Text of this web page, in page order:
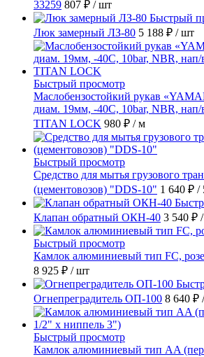
33259 807 ₽ / шт
Быстрый
Люк замерный ЛЗ-80 5 188 ₽ / шт
Быстрый просмотр
Маслобензостойкий рукав
диам. 19мм, -40C, 10bar, NBR,
TITAN LOCK 980 ₽ / м
Быстрый просмотр
Средство для мытья грузового
(цементовозов) "DDS-10" 1 640 ₽ /
Клапан обратный ОКН-40 3 540 ₽
Быстрый просмотр
Камлок алюминиевый тип FC,
8 925 ₽ / шт
Огнепреградитель ОП-100 8 640 ₽
Быстрый просмотр
Камлок алюминиевый тип AA